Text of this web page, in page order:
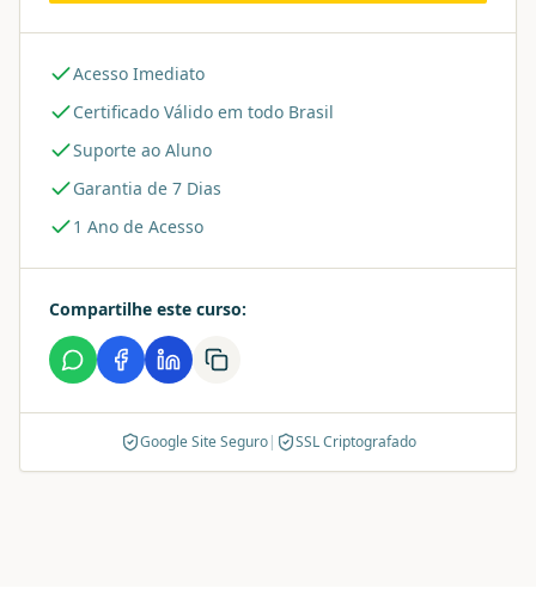
Acesso Imediato
Certificado Válido em todo Brasil
Suporte ao Aluno
Garantia de 7 Dias
1 Ano de Acesso
Compartilhe este curso:
Google Site Seguro| SSL Criptografado